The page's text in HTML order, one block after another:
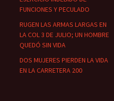
FUNCIONES Y PECULADO
RUGEN LAS ARMAS LARGAS EN
LA COL 3 DE JULIO; UN HOMBRE
QUEDÓ SIN VIDA
DOS MUJERES PIERDEN LA VIDA
EN LA CARRETERA 200